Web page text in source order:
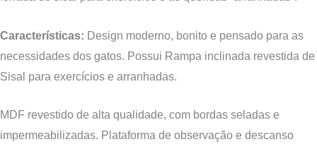
Características: Design moderno, bonito e pensado para as
necessidades dos gatos. Possui Rampa inclinada revestida de
Sisal para exercícios e arranhadas.
MDF revestido de alta qualidade, com bordas seladas e
impermeabilizadas. Plataforma de observação e descanso